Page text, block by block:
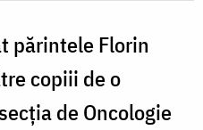
părintele Florin
copiii de o
de Oncologie